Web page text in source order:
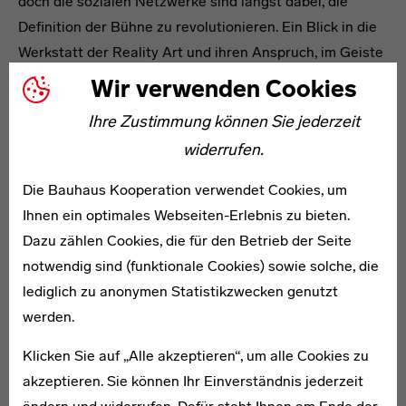
Wir verwenden Cookies
Ihre Zustimmung können Sie jederzeit
widerrufen.
Die Bauhaus Kooperation verwendet Cookies, um
Ihnen ein optimales Webseiten-Erlebnis zu bieten.
Dazu zählen Cookies, die für den Betrieb der Seite
notwendig sind (funktionale Cookies) sowie solche, die
lediglich zu anonymen Statistikzwecken genutzt
werden.
Klicken Sie auf „Alle akzeptieren“, um alle Cookies zu
akzeptieren. Sie können Ihr Einverständnis jederzeit
Definition der Bühne zu revolutionieren. Ein Blick in die
Werkstatt der Reality Art und ihren Anspruch, im Geiste
des Bauhauses zu agieren.